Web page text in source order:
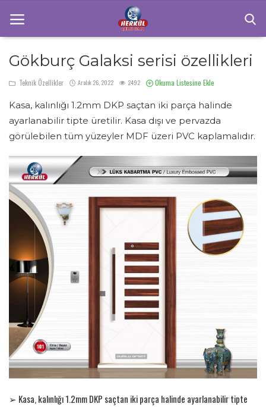
Anasayfa
Teknik Özellikler
İletişim
Ürünlerimiz
Çelik Kapı
Sektörel Bilgiler
Galeri
Türkçe
Gökburç Galaksi serisi özellikleri
Teknik Özellikler Aralık 26, 2022 2492 Okuma Listesine Ekle
Kasa, kalınlığı 1.2mm DKP saçtan iki parça halinde
ayarlanabilir tipte üretilir. Kasa dışı ve pervazda
görülebilen tüm yüzeyler MDF üzeri PVC kaplamalıdır.
➢ Kasa, kalınlığı 1.2mm DKP saçtan iki parça halinde ayarlanabilir tipte